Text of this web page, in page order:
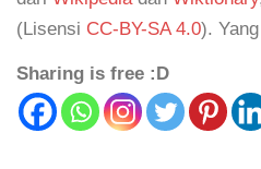
(Lisensi CC-BY-SA 4.0).
Sharing is free :D